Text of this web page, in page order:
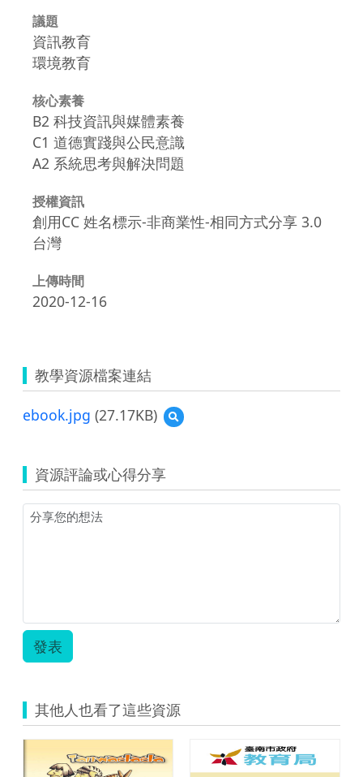
議題
資訊教育
環境教育
核心素養
B2 科技資訊與媒體素養
C1 道德實踐與公民意識
A2 系統思考與解決問題
授權資訊
創用CC 姓名標示-非商業性-相同方式分享 3.0
台灣
上傳時間
2020-12-16
教學資源檔案連結
ebook.jpg (27.17KB)
預
覽
資源評論或心得分享
發表
其他人也看了這些資源